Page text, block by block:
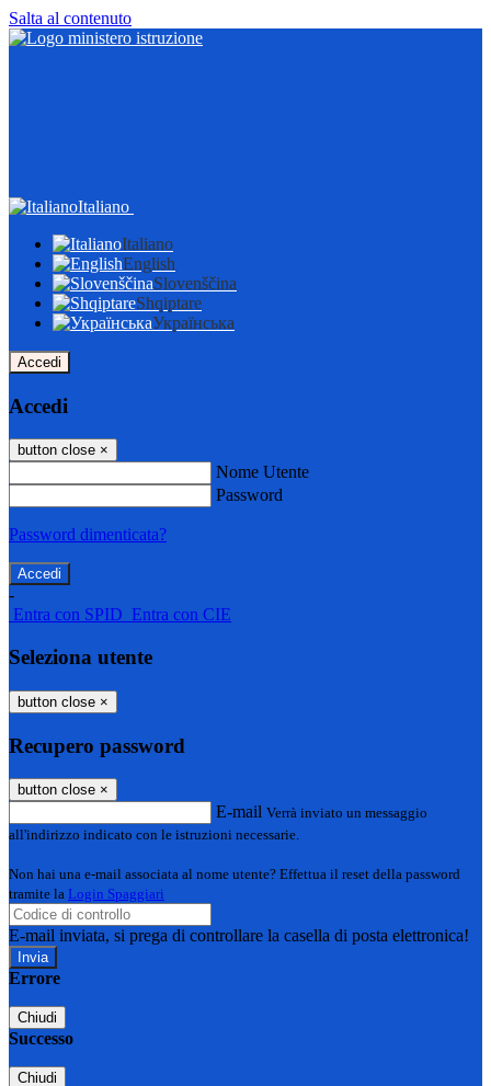
Salta al contenuto
Italiano
Italiano
English
Slovenščina
Shqiptare
Українська
Accedi
Accedi
button close ×
Nome Utente
Password
Password dimenticata?
-
Entra con SPID Entra con CIE
Seleziona utente
button close ×
Recupero password
button close ×
E-mail Verrà inviato un messaggio
all'indirizzo indicato con le istruzioni necessarie.
Non hai una e-mail associata al nome utente? Effettua il reset della password
tramite la Login Spaggiari
E-mail inviata, si prega di controllare la casella di posta elettronica!
Errore
Chiudi
Successo
Chiudi